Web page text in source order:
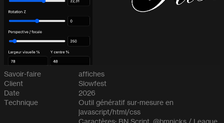
Savoir-faire
affiches
Client
Slowfest
Date
2026
Technique
Outil génératif sur-mesure en
javascript/html/css